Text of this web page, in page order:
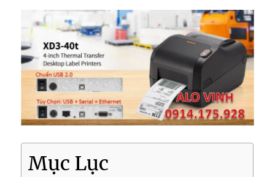
Mục Lục